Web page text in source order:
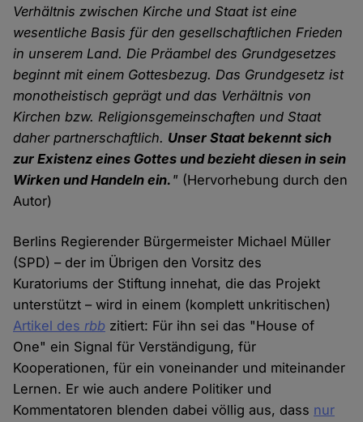
Verhältnis zwischen Kirche und Staat ist eine
wesentliche Basis für den gesellschaftlichen Frieden
in unserem Land. Die Präambel des Grundgesetzes
beginnt mit einem Gottesbezug. Das Grundgesetz ist
monotheistisch geprägt und das Verhältnis von
Kirchen bzw. Religionsgemeinschaften und Staat
daher partnerschaftlich. Unser Staat bekennt sich
zur Existenz eines Gottes und bezieht diesen in sein
Wirken und Handeln ein. " (Hervorhebung durch den
Autor)
Berlins Regierender Bürgermeister Michael Müller
(SPD) – der im Übrigen den Vorsitz des
Kuratoriums der Stiftung innehat, die das Projekt
unterstützt – wird in einem (komplett unkritischen)
Artikel desrbb zitiert: Für ihn sei das "House of
One" ein Signal für Verständigung, für
Kooperationen, für ein voneinander und miteinander
Lernen. Er wie auch andere Politiker und
Kommentatoren blenden dabei völlig aus, dass nur